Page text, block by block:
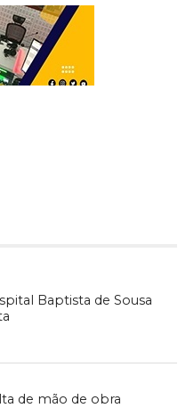
Baptista de Sousa
de mão de obra